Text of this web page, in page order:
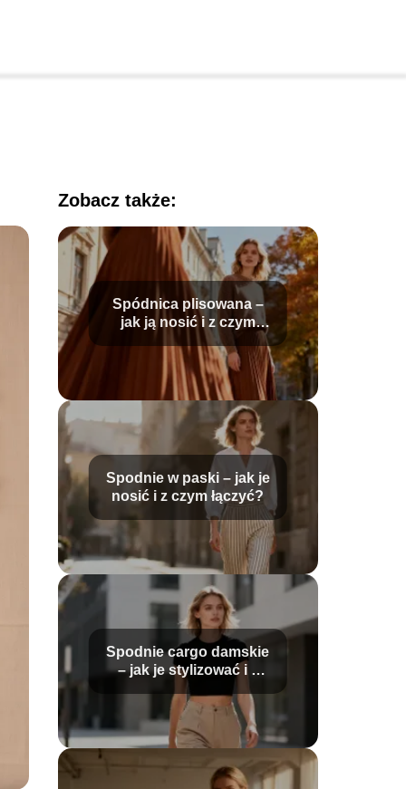
Zobacz także:
Spódnica plisowana –
jak ją nosić i z czym
łączyć?
Spodnie w paski – jak je
nosić i z czym łączyć?
Spodnie cargo damskie
– jak je stylizować i z